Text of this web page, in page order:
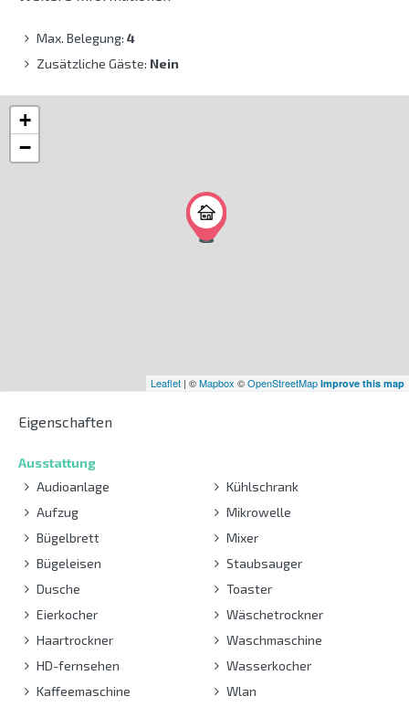
Max. Belegung: 4
Zusätzliche Gäste: Nein
+
−
Leaflet | ©Mapbox ©OpenStreetMap Improve this map
Eigenschaften
Ausstattung
Audioanlage
Aufzug
Bügelbrett
Bügeleisen
Dusche
Eierkocher
Haartrockner
HD-fernsehen
Kaffeemaschine
Kühlschrank
Mikrowelle
Mixer
Staubsauger
Toaster
Wäschetrockner
Waschmaschine
Wasserkocher
Wlan